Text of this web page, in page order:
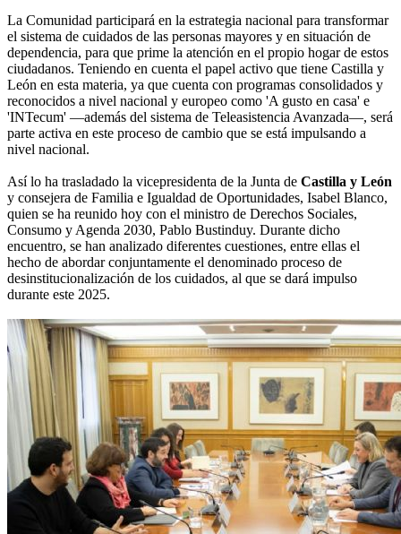
La Comunidad participará en la estrategia nacional para transformar
el sistema de cuidados de las personas mayores y en situación de
dependencia, para que prime la atención en el propio hogar de estos
ciudadanos. Teniendo en cuenta el papel activo que tiene Castilla y
León en esta materia, ya que cuenta con programas consolidados y
reconocidos a nivel nacional y europeo como 'A gusto en casa' e
'INTecum' —además del sistema de Teleasistencia Avanzada—, será
parte activa en este proceso de cambio que se está impulsando a
nivel nacional.
Así lo ha trasladado la vicepresidenta de la Junta de Castilla y León
y consejera de Familia e Igualdad de Oportunidades, Isabel Blanco,
quien se ha reunido hoy con el ministro de Derechos Sociales,
Consumo y Agenda 2030, Pablo Bustinduy. Durante dicho
encuentro, se han analizado diferentes cuestiones, entre ellas el
hecho de abordar conjuntamente el denominado proceso de
desinstitucionalización de los cuidados, al que se dará impulso
durante este 2025.